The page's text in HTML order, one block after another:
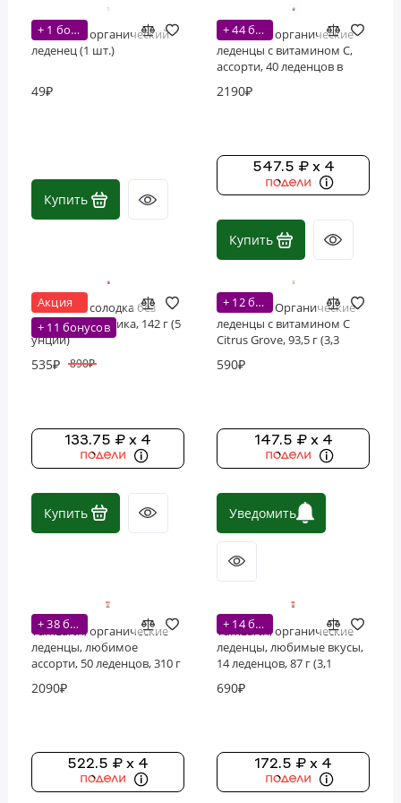
+ 1 бонусов
YumEarth, органический
леденец (1 шт.)
49₽
Купить
+ 44 бонусов
YumEarth, органические
леденцы с витамином C,
ассорти, 40 леденцов в
248 г (8,7 унции)
2190₽
547.5 ₽ x 4
Купить
Акция
+ 11 бонусов
YumEarth, солодка без
глютена, клубника, 142 г (5
унций)
535₽ 890₽
133.75 ₽ x 4
Купить
+ 12 бонусов
YumEarth, Органические
леденцы с витамином С
Citrus Grove, 93,5 г (3,3
590₽
147.5 ₽ x 4
Уведомить
+ 38 бонусов
YumEarth, органические
леденцы, любимое
ассорти, 50 леденцов, 310 г
2090₽
522.5 ₽ x 4
+ 14 бонусов
YumEarth, органические
леденцы, любимые вкусы,
14 леденцов, 87 г (3,1
690₽
172.5 ₽ x 4